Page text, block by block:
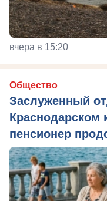
вчера в 15:20
Общество
Заслуженный
Краснодарском
пенсионер